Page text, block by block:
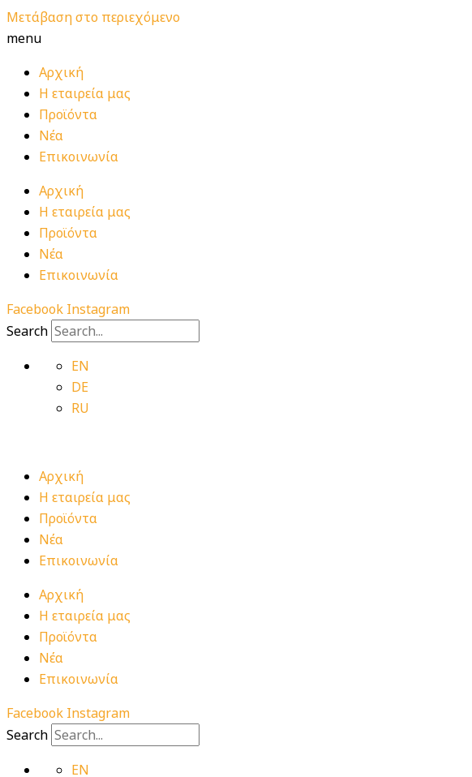
Μετάβαση στο περιεχόμενο
menu
Αρχική
Η εταιρεία μας
Προϊόντα
Νέα
Επικοινωνία
Αρχική
Η εταιρεία μας
Προϊόντα
Νέα
Επικοινωνία
Facebook Instagram
Search
EN
DE
RU
Αρχική
Η εταιρεία μας
Προϊόντα
Νέα
Επικοινωνία
Αρχική
Η εταιρεία μας
Προϊόντα
Νέα
Επικοινωνία
Facebook Instagram
Search
EN